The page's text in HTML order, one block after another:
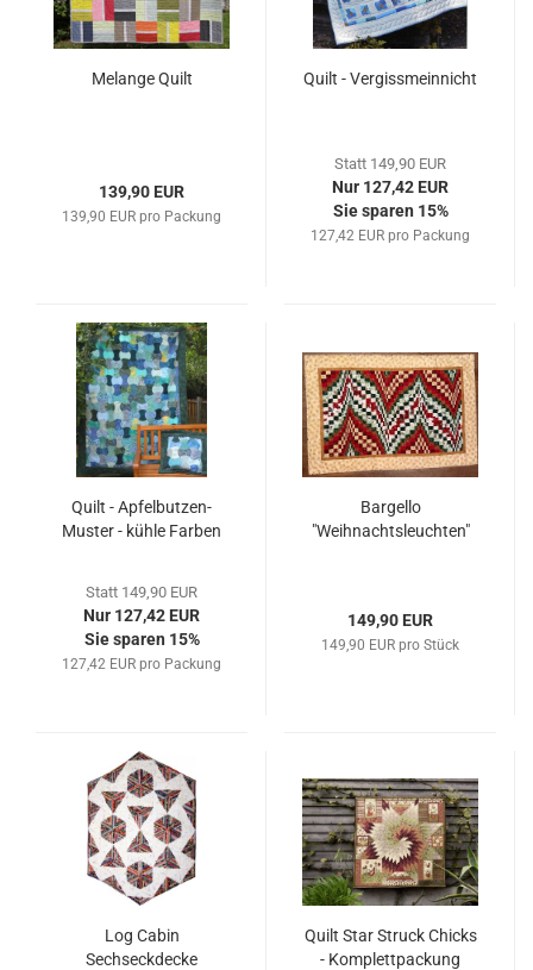
Melange Quilt
139,90 EUR
139,90 EUR pro Packung
Quilt - Vergissmeinnicht
Statt 149,90 EUR
Nur 127,42 EUR
Sie sparen 15%
127,42 EUR pro Packung
Quilt - Apfelbutzen-
Muster - kühle Farben
Statt 149,90 EUR
Nur 127,42 EUR
Sie sparen 15%
127,42 EUR pro Packung
Bargello
"Weihnachtsleuchten"
149,90 EUR
149,90 EUR pro Stück
Log Cabin
Sechseckdecke
Quilt Star Struck Chicks
- Komplettpackung